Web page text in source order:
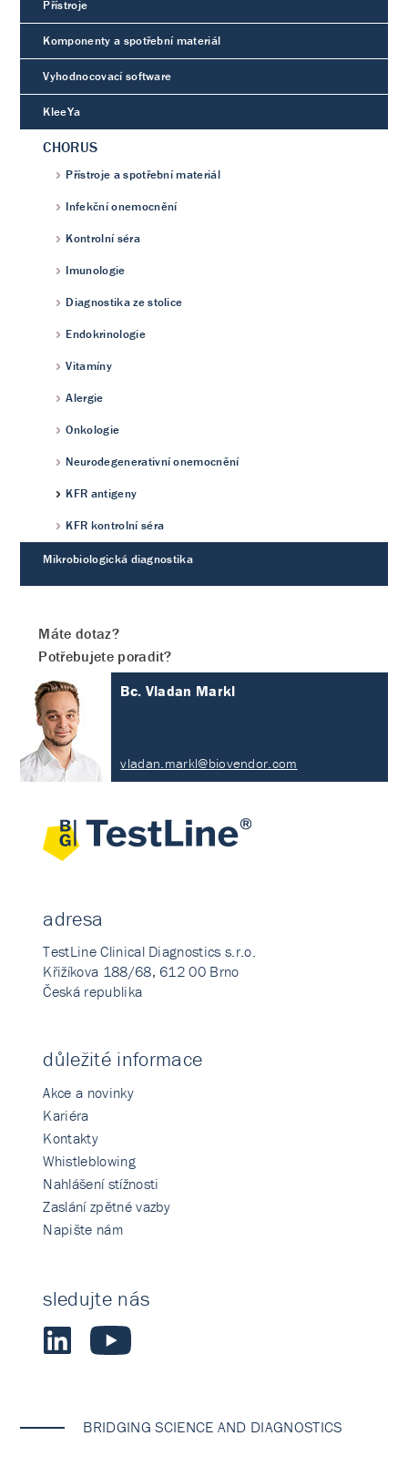
Přístroje
Komponenty a spotřební materiál
Vyhodnocovací software
KleeYa
CHORUS
Přístroje a spotřební materiál
Infekční onemocnění
Kontrolní séra
Imunologie
Diagnostika ze stolice
Endokrinologie
Vitamíny
Alergie
Onkologie
Neurodegenerativní onemocnění
KFR antigeny
KFR kontrolní séra
Mikrobiologická diagnostika
Máte dotaz?
Potřebujete poradit?
Bc. Vladan Markl
vladan.markl@biovendor.com
adresa
TestLine Clinical Diagnostics s.r.o.
Křižíkova 188/68, 612 00 Brno
Česká republika
důležité informace
Akce a novinky
Kariéra
Kontakty
Whistleblowing
Nahlášení stížnosti
Zaslání zpětné vazby
Napište nám
sledujte nás
BRIDGING SCIENCE AND DIAGNOSTICS